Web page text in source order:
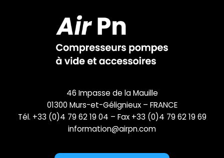
46 Impasse de la Mauille
01300 Murs-et-Gélignieux – FRANCE
Tél. +33 (0)4 79 62 19 04 – Fax +33 (0)4 79 62 19 69
information@airpn.com